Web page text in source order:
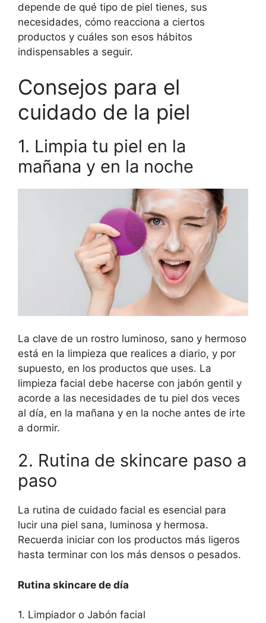
depende de qué tipo de piel tienes, sus
necesidades, cómo reacciona a ciertos
productos y cuáles son esos hábitos
indispensables a seguir.
Consejos para el
cuidado de la piel
1. Limpia tu piel en la
mañana y en la noche
La clave de un rostro luminoso, sano y hermoso
está en la limpieza que realices a diario, y por
supuesto, en los productos que uses. La
limpieza facial debe hacerse con jabón gentil y
acorde a las necesidades de tu piel dos veces
al día, en la mañana y en la noche antes de irte
a dormir.
2. Rutina de skincare paso a
paso
La rutina de cuidado facial es esencial para
lucir una piel sana, luminosa y hermosa.
Recuerda iniciar con los productos más ligeros
hasta terminar con los más densos o pesados.
Rutina skincare de día
1. Limpiador o Jabón facial